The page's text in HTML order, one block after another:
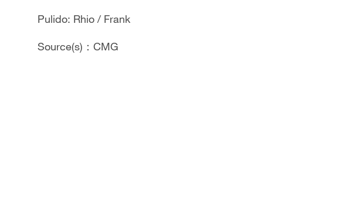
Pulido: Rhio / Frank
Source(s)：CMG